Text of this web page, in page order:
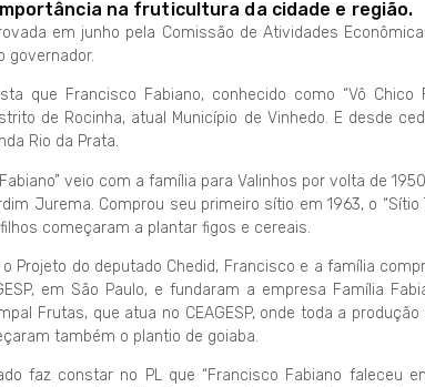
na fruticultura da cidade e região.
em junho pela Comissão de Atividades
governador.
que Francisco Fabiano, conhecido como “Vô Chico
de Rocinha, atual Município de Vinhedo. E desde
Rio da Prata.
Fabiano” veio com a família para Valinhos por volta de
Jurema. Comprou seu primeiro sítio em 1963, o “Sítio
começaram a plantar figos e cereais.
Projeto do deputado Chedid, Francisco e a família
em São Paulo, e fundaram a empresa Família
Frutas, que atua no CEAGESP, onde toda a
também o plantio de goiaba.
faz constar no PL que “Francisco Fabiano faleceu